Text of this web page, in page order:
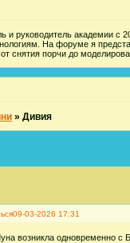
и руководитель академии с
На форуме я
снятия порчи до
»Дивия
09-03-2026 17:31
возникла одновременно с